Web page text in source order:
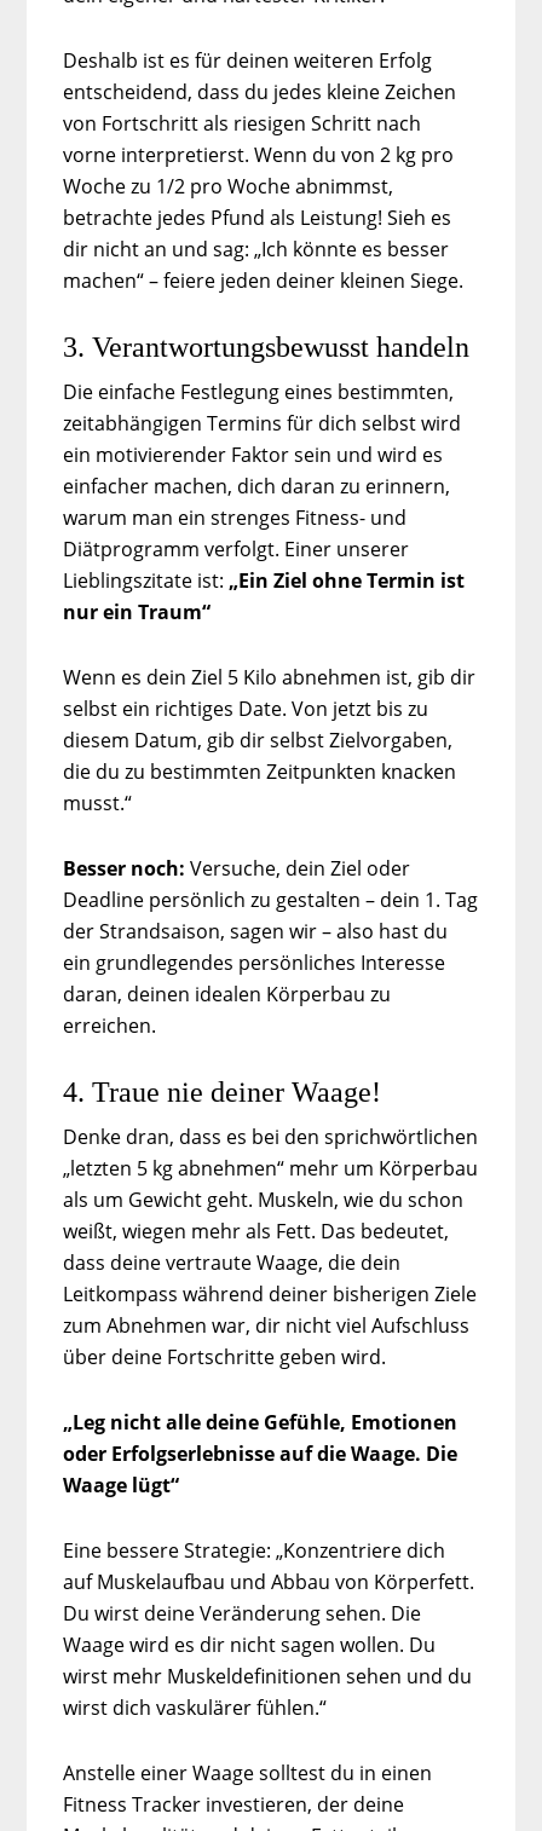
Deshalb ist es für deinen weiteren Erfolg
entscheidend, dass du jedes kleine Zeichen
von Fortschritt als riesigen Schritt nach
vorne interpretierst. Wenn du von 2 kg pro
Woche zu 1/2 pro Woche abnimmst,
betrachte jedes Pfund als Leistung! Sieh es
dir nicht an und sag: „Ich könnte es besser
machen“ – feiere jeden deiner kleinen Siege.
3. Verantwortungsbewusst handeln
Die einfache Festlegung eines bestimmten,
zeitabhängigen Termins für dich selbst wird
ein motivierender Faktor sein und wird es
einfacher machen, dich daran zu erinnern,
warum man ein strenges Fitness- und
Diätprogramm verfolgt. Einer unserer
Lieblingszitate ist: „Ein Ziel ohne Termin ist
nur ein Traum“
Wenn es dein Ziel 5 Kilo abnehmen ist, gib dir
selbst ein richtiges Date. Von jetzt bis zu
diesem Datum, gib dir selbst Zielvorgaben,
die du zu bestimmten Zeitpunkten knacken
musst.“
Besser noch: Versuche, dein Ziel oder
Deadline persönlich zu gestalten – dein 1. Tag
der Strandsaison, sagen wir – also hast du
ein grundlegendes persönliches Interesse
daran, deinen idealen Körperbau zu
erreichen.
4. Traue nie deiner Waage!
Denke dran, dass es bei den sprichwörtlichen
„letzten 5 kg abnehmen“ mehr um Körperbau
als um Gewicht geht. Muskeln, wie du schon
weißt, wiegen mehr als Fett. Das bedeutet,
dass deine vertraute Waage, die dein
Leitkompass während deiner bisherigen Ziele
zum Abnehmen war, dir nicht viel Aufschluss
über deine Fortschritte geben wird.
„Leg nicht alle deine Gefühle, Emotionen
oder Erfolgserlebnisse auf die Waage. Die
Waage lügt“
Eine bessere Strategie: „Konzentriere dich
auf Muskelaufbau und Abbau von Körperfett.
Du wirst deine Veränderung sehen. Die
Waage wird es dir nicht sagen wollen. Du
wirst mehr Muskeldefinitionen sehen und du
wirst dich vaskulärer fühlen.“
Anstelle einer Waage solltest du in einen
Fitness Tracker investieren, der deine